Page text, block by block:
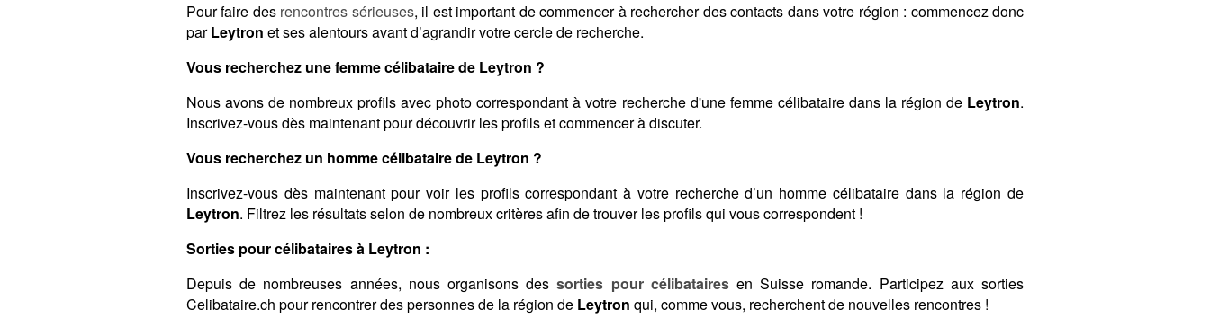
Pour faire des rencontres sérieuses, il est important de commencer à rechercher des contacts dans votre région : commencez donc
parLeytron et ses alentours avant d’agrandir votre cercle de recherche.
Vous recherchez une femme célibataire de Leytron ?
Nous avons de nombreux profils avec photo correspondant à votre recherche d'une femme célibataire dans la région de Leytron.
Inscrivez-vous dès maintenant pour découvrir les profils et commencer à discuter.
Vous recherchez un homme célibataire de Leytron ?
Inscrivez-vous dès maintenant pour voir les profils correspondant à votre recherche d’un homme célibataire dans la région de
Leytron. Filtrez les résultats selon de nombreux critères afin de trouver les profils qui vous correspondent !
Sorties pour célibataires à Leytron :
Depuis de nombreuses années, nous organisons dessorties pour célibatairesen Suisse romande. Participez aux sorties
Celibataire.ch pour rencontrer des personnes de la région de Leytron qui, comme vous, recherchent de nouvelles rencontres !